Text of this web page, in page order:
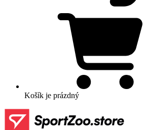
Košík je prázdný